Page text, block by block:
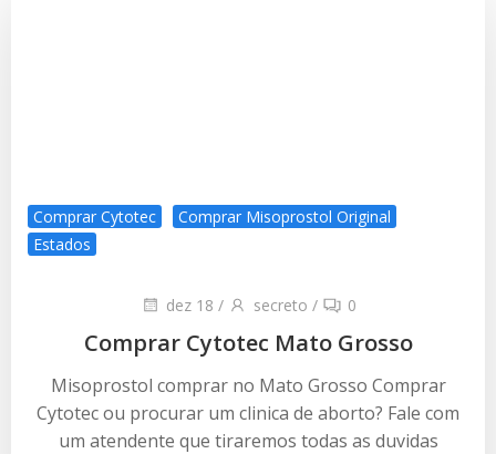
Comprar Cytotec
Comprar Misoprostol Original
Estados
dez 18 / secreto / 0
Comprar Cytotec Mato Grosso
Misoprostol comprar no Mato Grosso Comprar
Cytotec ou procurar um clinica de aborto? Fale com
um atendente que tiraremos todas as duvidas